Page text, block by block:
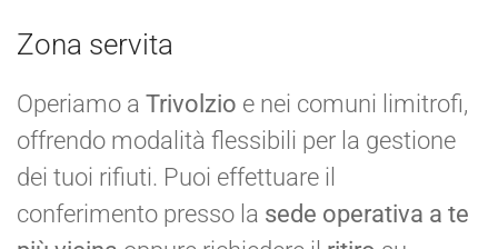
Zona servita
Operiamo a Trivolzio e nei comuni limitrofi,
offrendo modalità flessibili per la gestione
dei tuoi rifiuti. Puoi effettuare il
conferimento presso la sede operativa a te